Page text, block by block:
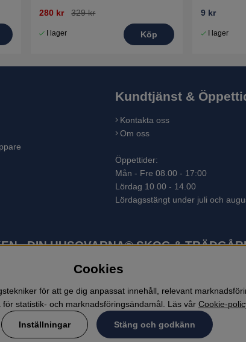
280 kr 329 kr
I lager Köp
9 kr
I lager
Kundtjänst &
Kontakta oss
Om oss
Öppettider:
Mån - Fre 08.00 - 17:00
Lördag 10.00 - 14.00
Lördagsstängt under juli och
- DIN HUSQVARNA® SKOG &
och trädgårdsmaskiner. I sortimentet finns
Cookies
för att ge dig anpassat innehåll, relevant
statistik- och marknadsföringsändamål. Läs vår Cookie-
Inställningar Stäng och godkänn